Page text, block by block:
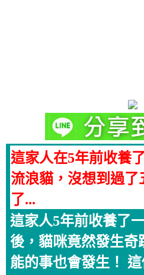
這家人在5年前收養
流浪貓，沒想到過了
了...
這家人5年前收養了
後，貓咪竟​​然發生奇
能的事也會發生！